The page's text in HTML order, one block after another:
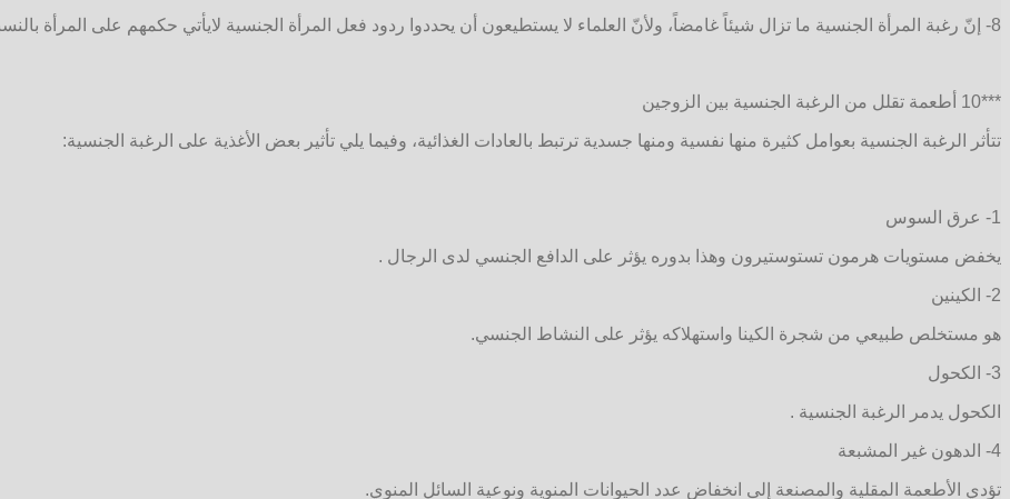
8- إنّ رغبة المرأة الجنسية ما تزال شيئاً غامضاً، ولأنّ العلماء لا يستطيعون أن يحددوا ردود فعل المرأة الجنسية لايأتي حكمهم على المرأة بالنسبة للعجز الجنسي واقعياً.
***10 أطعمة تقلل من الرغبة الجنسية بين الزوجين
تتأثر الرغبة الجنسية بعوامل كثيرة منها نفسية ومنها جسدية ترتبط بالعادات الغذائية، وفيما يلي تأثير بعض الأغذية على الرغبة الجنسية:
1- عرق السوس
يخفض مستويات هرمون تستوستيرون وهذا بدوره يؤثر على الدافع الجنسي لدى الرجال .
2- الكينين
هو مستخلص طبيعي من شجرة الكينا واستهلاكه يؤثر على النشاط الجنسي.
3- الكحول
الكحول يدمر الرغبة الجنسية .
4- الدهون غير المشبعة
تؤدي الأطعمة المقلية والمصنعة إلى انخفاض عدد الحيوانات المنوية ونوعية السائل المنوي.